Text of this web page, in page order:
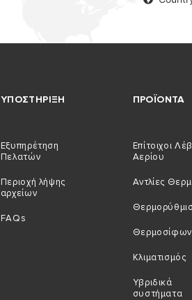
ΥΠΟΣΤΗΡΙΞΗ
Εξυπηρέτηση
Πελατών
Περιοχή λήψης
αρχείων
FAQs
ΠΡΟΪΟΝΤΑ
Επίτοιχοι
Αερίου
Αντλίες
Κλιματισμός
Υβριδικά
συστήματα